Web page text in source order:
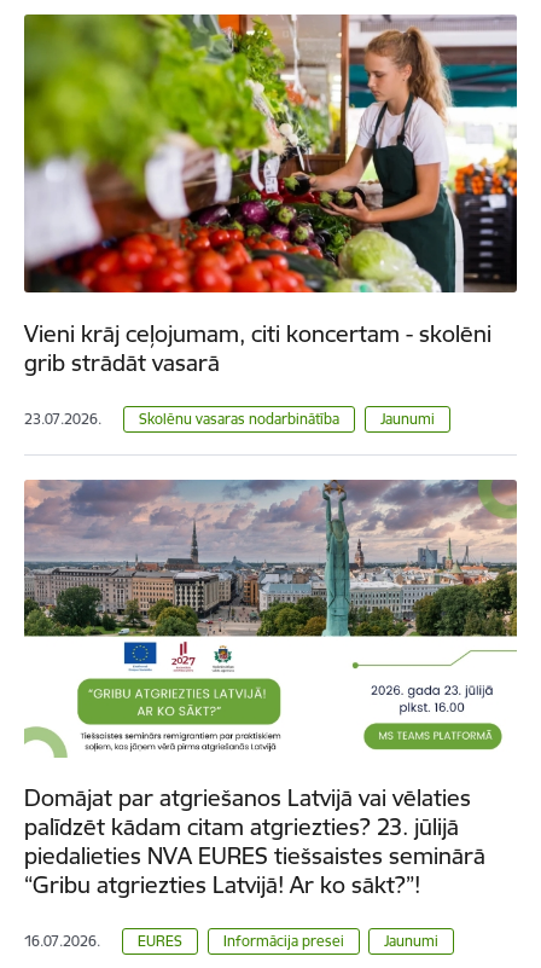
Vieni krāj ceļojumam, citi koncertam - skolēni
grib strādāt vasarā
23.07.2026. Skolēnu vasaras nodarbinātība Jaunumi
Domājat par atgriešanos Latvijā vai vēlaties
palīdzēt kādam citam atgriezties? 23. jūlijā
piedalieties NVA EURES tiešsaistes seminārā
“Gribu atgriezties Latvijā! Ar ko sākt?”!
16.07.2026. EURES Informācija presei Jaunumi